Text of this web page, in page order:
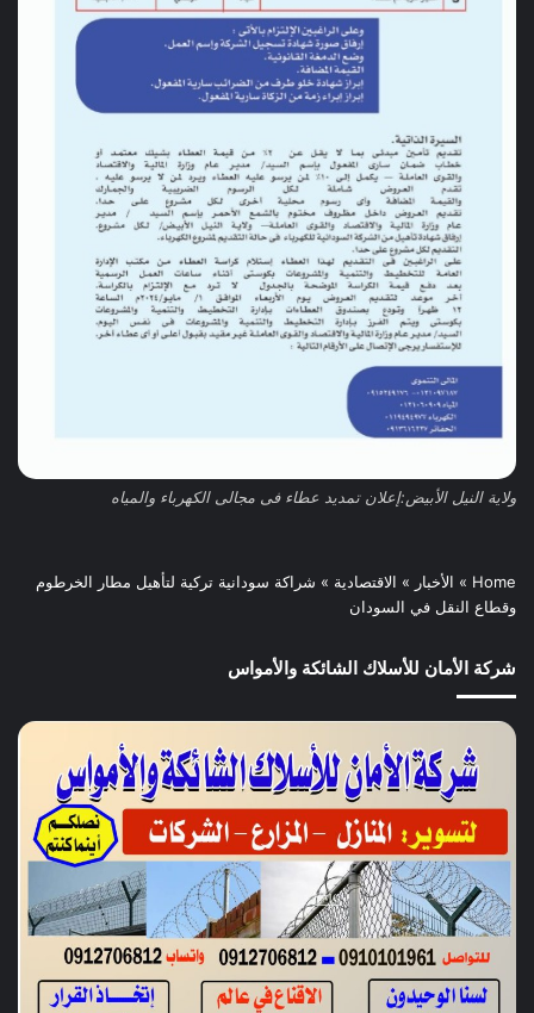
ولاية النيل الأبيض:إعلان تمديد عطاء فى مجالى الكهرباء والمياه
Home
» الأخبار » الاقتصادية » شراكة سودانية تركية لتأهيل مطار الخرطوم
وقطاع النقل في السودان
شركة الأمان للأسلاك الشائكة والأمواس